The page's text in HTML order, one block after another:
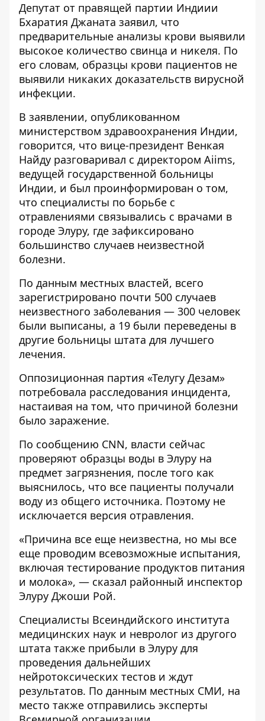
Депутат от правящей партии Индиии
Бхаратия Джаната заявил, что
предварительные анализы крови выявили
высокое количество свинца и никеля. По
его словам, образцы крови пациентов не
выявили никаких доказательств вирусной
инфекции.
В заявлении, опубликованном
министерством здравоохранения Индии,
говорится, что вице-президент Венкая
Найду разговаривал с директором Aiims,
ведущей государственной больницы
Индии, и был проинформирован о том,
что специалисты по борьбе с
отравлениями связывались с врачами в
городе Элуру, где зафиксировано
большинство случаев неизвестной
болезни.
По данным местных властей, всего
зарегистрировано почти 500 случаев
неизвестного заболевания — 300 человек
были выписаны, а 19 были переведены в
другие больницы штата для лучшего
лечения.
Оппозиционная партия «Телугу Дезам»
потребовала расследования инцидента,
настаивая на том, что причиной болезни
было заражение.
По сообщению CNN, власти сейчас
проверяют образцы воды в Элуру на
предмет загрязнения, после того как
выяснилось, что все пациенты получали
воду из общего источника. Поэтому не
исключается версия отравления.
«Причина все еще неизвестна, но мы все
еще проводим всевозможные испытания,
включая тестирование продуктов питания
и молока», — сказал районный инспектор
Элуру Джоши Рой.
Специалисты Всеиндийского института
медицинских наук и невролог из другого
штата также прибыли в Элуру для
проведения дальнейших
нейротоксических тестов и ждут
результатов. По данным местных СМИ, на
место также отправились эксперты